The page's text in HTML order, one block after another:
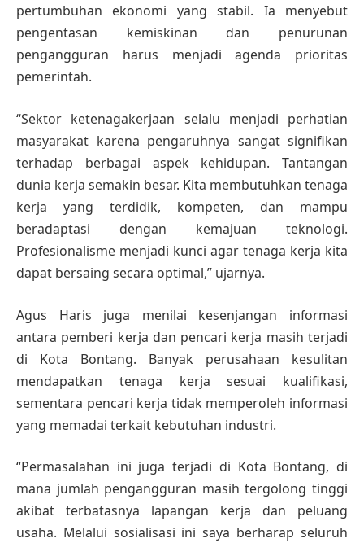
pertumbuhan ekonomi yang stabil. Ia menyebut
pengentasan kemiskinan dan penurunan
pengangguran harus menjadi agenda prioritas
pemerintah.
“Sektor ketenagakerjaan selalu menjadi perhatian
masyarakat karena pengaruhnya sangat signifikan
terhadap berbagai aspek kehidupan. Tantangan
dunia kerja semakin besar. Kita membutuhkan tenaga
kerja yang terdidik, kompeten, dan mampu
beradaptasi dengan kemajuan teknologi.
Profesionalisme menjadi kunci agar tenaga kerja kita
dapat bersaing secara optimal,” ujarnya.
Agus Haris juga menilai kesenjangan informasi
antara pemberi kerja dan pencari kerja masih terjadi
di Kota Bontang. Banyak perusahaan kesulitan
mendapatkan tenaga kerja sesuai kualifikasi,
sementara pencari kerja tidak memperoleh informasi
yang memadai terkait kebutuhan industri.
“Permasalahan ini juga terjadi di Kota Bontang, di
mana jumlah pengangguran masih tergolong tinggi
akibat terbatasnya lapangan kerja dan peluang
usaha. Melalui sosialisasi ini saya berharap seluruh